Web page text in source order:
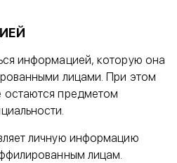
информацией, которую она
лицами. При этом
предметом
личную информацию
лицам.